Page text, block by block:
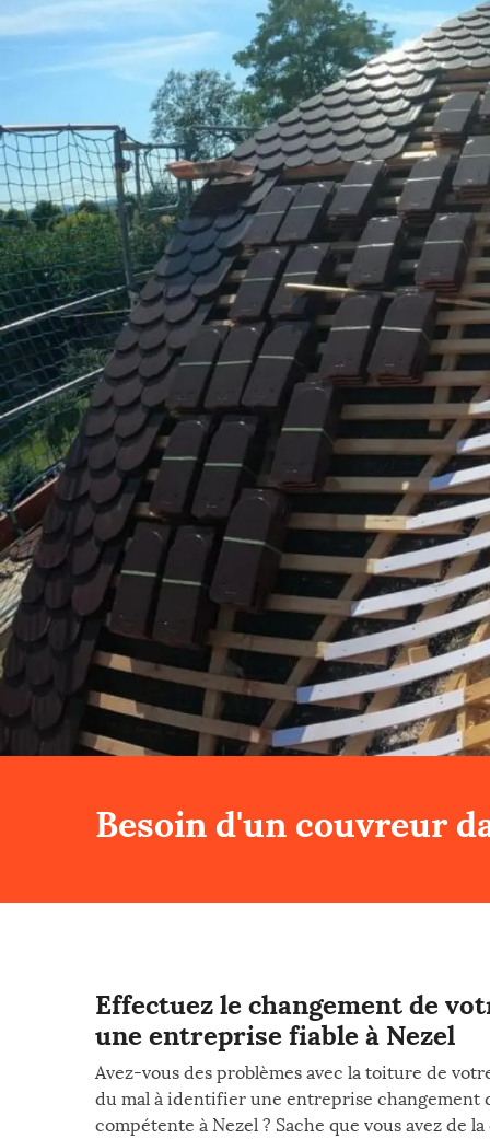
Besoin d'un couvreur
Effectuez le changement de
une entreprise fiable à Nezel
Avez-vous des problèmes avec la toiture de
du mal à identifier une entreprise changement
compétente à Nezel ? Sache que vous avez de